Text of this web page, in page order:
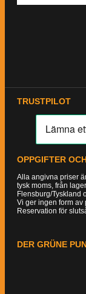
TRUSTPILOT
OPPGIFTER
Alla angivna priser
tysk moms, från
Flensburg/Tyskland
Vi ger ingen form av
Reservation för
DER GRÜNE